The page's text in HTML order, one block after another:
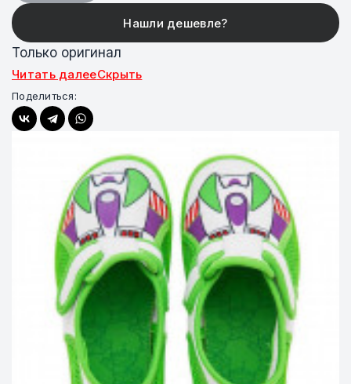
Только оригинал
Читать далееСкрыть
Поделиться: